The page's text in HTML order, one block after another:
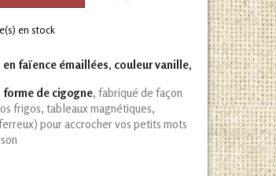
en stock
faïence émaillées, couleur vanille,
forme de cigogne, fabriqué de façon
frigos, tableaux magnétiques,
pour accrocher vos petits mots